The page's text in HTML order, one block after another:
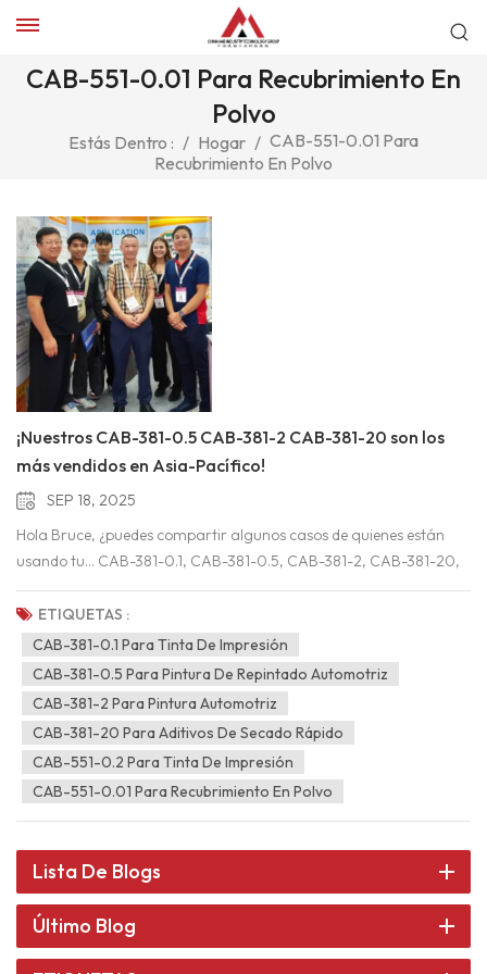
CAB-551-0.01 Para Recubrimiento En
Polvo
Estás Dentro : / Hogar / CAB-551-0.01 Para
Recubrimiento En Polvo
¡Nuestros CAB-381-0.5 CAB-381-2 CAB-381-20 son los
más vendidos en Asia-Pacífico!
SEP 18, 2025
Hola Bruce, ¿puedes compartir algunos casos de quienes están
usando tu... CAB-381-0.1, CAB-381-0.5, CAB-381-2, CAB-381-20,
CAB-551-0.01, CAB-551-0.2, como PPG, Alxata, Basf, KCC,
Sherwin Williams, Nippon, DIC, Siegwerk, Flint Group, etc.?" Eso es
lo que muchos visitantes preguntaron en la feria de
recubrimientos de Asia y el Pacífico 2025 en Tailandia.Como
sabemos que Eastman ha dominado el mercado de resinas CAB
durante mucho tiempo, no existían otros fabricantes similares
hasta que nuestra fábrica de resinas CAB comenzó a producir los
modelos más populares en el mercado de pinturas industriales y
tintas de impresión. El mercado se vio afectado por la escasez de
suministro, los largos plazos de entrega y los elevados costos de
adquisición. Por ello, los clientes de Asia-Pacífico buscan una
respuesta rápida y nuevos canales de suministro fiables. En la
feria de recubrimientos, presentamos nuestros modelos más
vendidos, como CAB-381-2Nuestros clientes de pintura automotriz
en Tailandia utilizan los CAB-381-20 y CAB-551-0.2, que han sido
ETIQUETAS :
CAB-381-0.1 Para Tinta De Impresión
CAB-381-0.5 Para Pintura De Repintado Automotriz
CAB-381-2 Para Pintura Automotriz
CAB-381-20 Para Aditivos De Secado Rápido
CAB-551-0.2 Para Tinta De Impresión
CAB-551-0.01 Para Recubrimiento En Polvo
Lista De Blogs
Último Blog